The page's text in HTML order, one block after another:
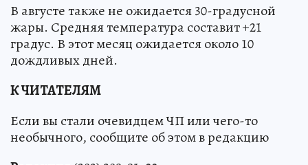
В августе также не ожидается 30-градусной
жары. Средняя температура составит +21
градус. В этот месяц ожидается около 10
дождливых дней.
К ЧИТАТЕЛЯМ
Если вы стали очевидцем ЧП или чего-то
необычного, сообщите об этом в редакцию